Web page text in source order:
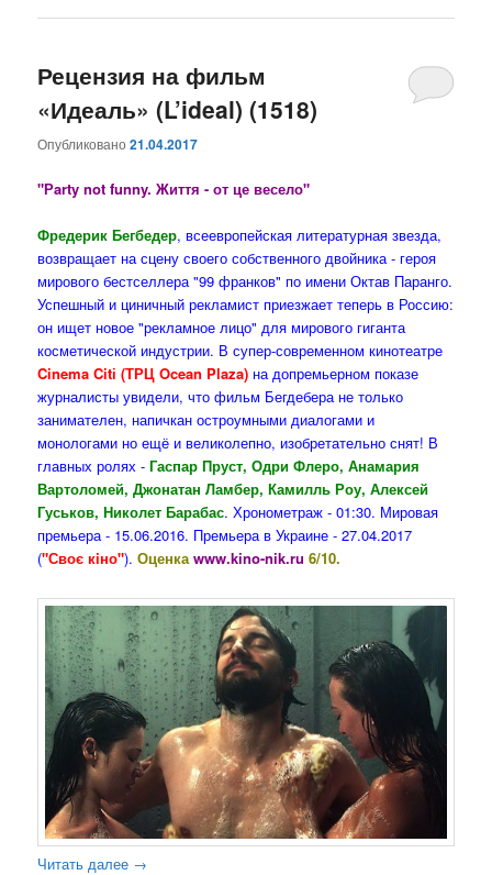
Рецензия на фильм
«Идеаль» (L’ideal) (1518)
Опубликовано21.04.2017
"Рarty not funny. Життя - от це весело"
Фредерик Бегбедер, всеевропейская литературная звезда,
возвращает на сцену своего собственного двойника - героя
мирового бестселлера "99 франков" по имени Октав Паранго.
Успешный и циничный рекламист приезжает теперь в Россию:
он ищет новое "рекламное лицо" для мирового гиганта
косметической индустрии. В супер-современном кинотеатре
Cinema Citі (ТРЦ Ocean Plaza) на допремьерном показе
журналисты увидели, что фильм Бегдебера не только
занимателен, напичкан остроумными диалогами и
монологами но ещё и великолепно, изобретательно снят! В
главных ролях - Гаспар Пруст, Одри Флеро, Анамария
Вартоломей, Джонатан Ламбер, Камилль Роу, Алексей
Гуськов, Николет Барабас. Хронометраж - 01:30. Мировая
премьера - 15.06.2016. Премьера в Украине - 27.04.2017
("Своє кiно").Оценкаwww.kino-nik.ru 6/10.
Читать далее →